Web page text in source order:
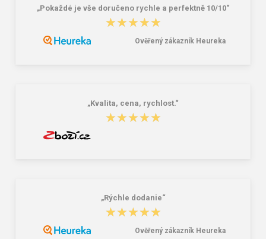
BAN MECHANIK PLUS 03094
Kombinované pracovné rukavice 12
párov
Cerva MERLIN Pracovné rukavice
„Pokaždé je vše doručeno rychle a perfektně 10/10“
★★★★★
★★★★★
Ověřený zákazník Heureka
„Kvalita, cena, rychlost.“
★★★★★
★★★★★
„Rýchle dodanie“
★★★★★
★★★★★
Ověřený zákazník Heureka